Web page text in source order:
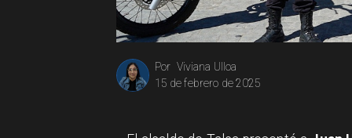
Viviana Ulloa
Por
15 de febrero de 2025